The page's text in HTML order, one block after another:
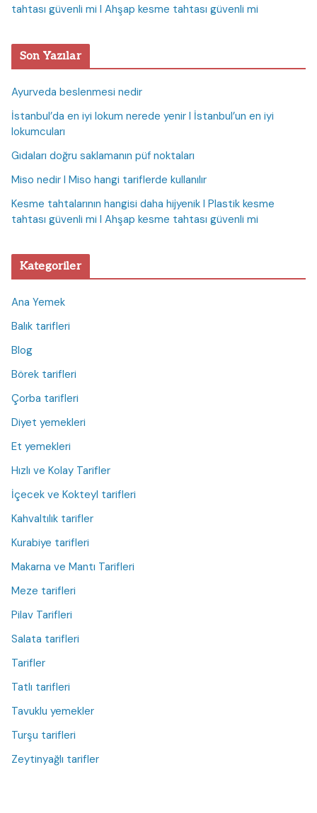
tahtası güvenli mi I Ahşap kesme tahtası güvenli mi
Son Yazılar
Ayurveda beslenmesi nedir
İstanbul’da en iyi lokum nerede yenir I İstanbul’un en iyi
lokumcuları
Gıdaları doğru saklamanın püf noktaları
Miso nedir I Miso hangi tariflerde kullanılır
Kesme tahtalarının hangisi daha hijyenik I Plastik kesme
tahtası güvenli mi I Ahşap kesme tahtası güvenli mi
Kategoriler
Ana Yemek
Balık tarifleri
Blog
Börek tarifleri
Çorba tarifleri
Diyet yemekleri
Et yemekleri
Hızlı ve Kolay Tarifler
İçecek ve Kokteyl tarifleri
Kahvaltılık tarifler
Kurabiye tarifleri
Makarna ve Mantı Tarifleri
Meze tarifleri
Pilav Tarifleri
Salata tarifleri
Tarifler
Tatlı tarifleri
Tavuklu yemekler
Turşu tarifleri
Zeytinyağlı tarifler